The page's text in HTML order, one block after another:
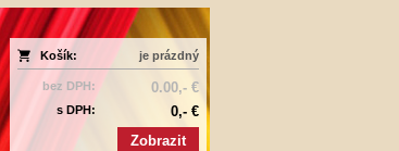
Košík: je prázdný
bez DPH: 0.00,- €
s DPH:
0,- €
Zobrazit